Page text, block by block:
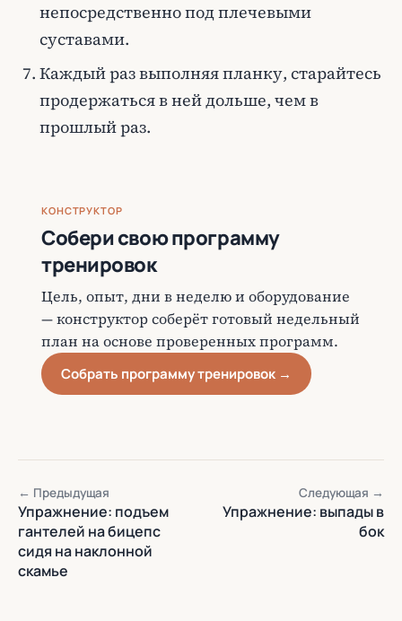
непосредственно под плечевыми
суставами.
Каждый раз выполняя планку, старайтесь
продержаться в ней дольше, чем в
прошлый раз.
КОНСТРУКТОР
Собери свою программу
тренировок
Цель, опыт, дни в неделю и оборудование
— конструктор соберёт готовый недельный
план на основе проверенных программ.
Собрать программу тренировок →
← Предыдущая
Упражнение: подъем
гантелей на бицепс
сидя на наклонной
скамье
Следующая →
Упражнение: выпады в
бок